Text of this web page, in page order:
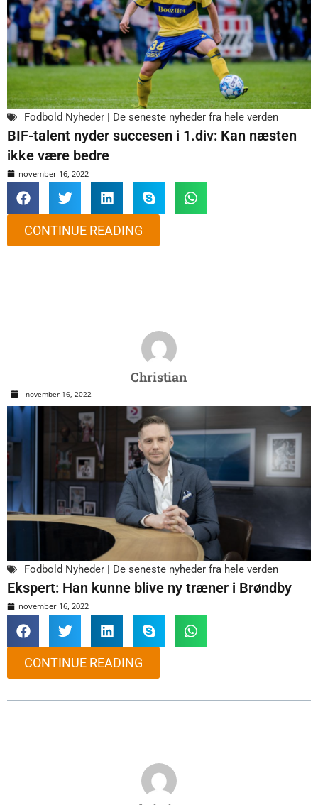
Fodbold Nyheder | De seneste nyheder fra hele verden
BIF-talent nyder succesen i 1.div: Kan næsten
ikke være bedre
november 16, 2022
CONTINUE READING
Christian
november 16, 2022
Fodbold Nyheder | De seneste nyheder fra hele verden
Ekspert: Han kunne blive ny træner i Brøndby
november 16, 2022
CONTINUE READING